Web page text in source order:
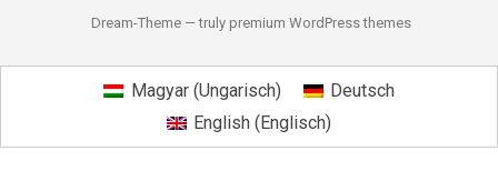
Dream-Theme — truly premium WordPress themes
Magyar(Ungarisch)
Deutsch
English (Englisch)